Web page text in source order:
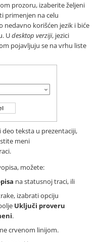
prozoru, izaberite željeni
primenjen na celu
nedavno korišćen jezik i biće
Udesktop verziji, jezici
pojavljuju se na vrhu liste
deo teksta u prezentaciji,
meni
možete:
na statusnoj traci, ili
izabrati opciju
Uključi proveru
.
crvenom linijom.